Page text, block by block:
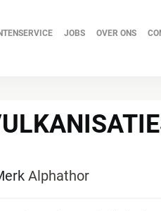
JOBS OVER ONS
Alphathor